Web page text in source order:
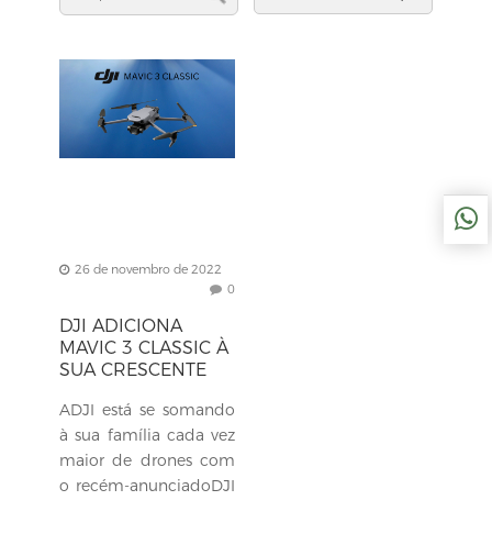
26 de novembro de 2022
0
DJI ADICIONA
MAVIC 3 CLASSIC À
SUA CRESCENTE
ADJI está se somando
à sua família cada vez
maior de drones com
o recém-anunciadoDJI